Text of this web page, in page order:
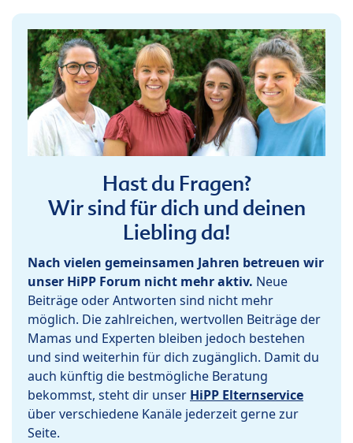
Hast du Fragen?
Wir sind für dich und deinen
Liebling da!
Nach vielen gemeinsamen Jahren betreuen wir
unser HiPP Forum nicht mehr aktiv. Neue
Beiträge oder Antworten sind nicht mehr
möglich. Die zahlreichen, wertvollen Beiträge der
Mamas und Experten bleiben jedoch bestehen
und sind weiterhin für dich zugänglich. Damit du
auch künftig die bestmögliche Beratung
bekommst, steht dir unser HiPP Elternservice
über verschiedene Kanäle jederzeit gerne zur
Seite.